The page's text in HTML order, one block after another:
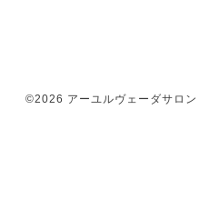
©2026 アーユルヴェーダサロ